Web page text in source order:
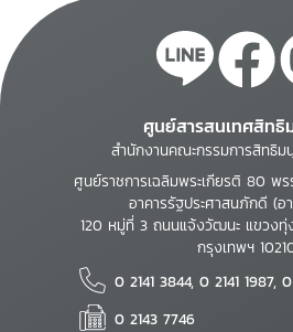
ศูนย์สารสนเทศสิท
สำนักงานคณะกรรมการสิทธิ
ศูนย์ราชการเฉลิมพระเกียรติ 80 พ
อาคารรัฐประศาสนภักดี (อ
120 หมู่ที่ 3 ถนนแจ้งวัฒนะ แขวง
กรุงเทพฯ
0 2141 3844, 0 2141 1987,
0 2143 7746